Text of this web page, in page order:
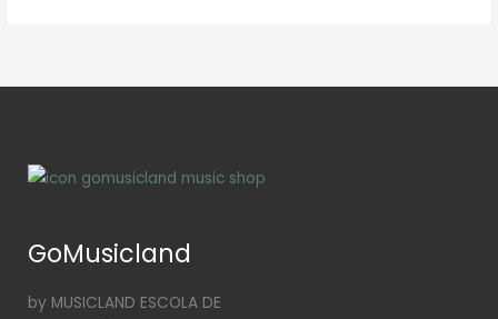
GoMusicland
by MUSICLAND ESCOLA DE